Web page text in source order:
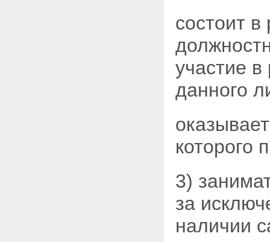
состоит
участие
данного
которого
3)
за
наличии